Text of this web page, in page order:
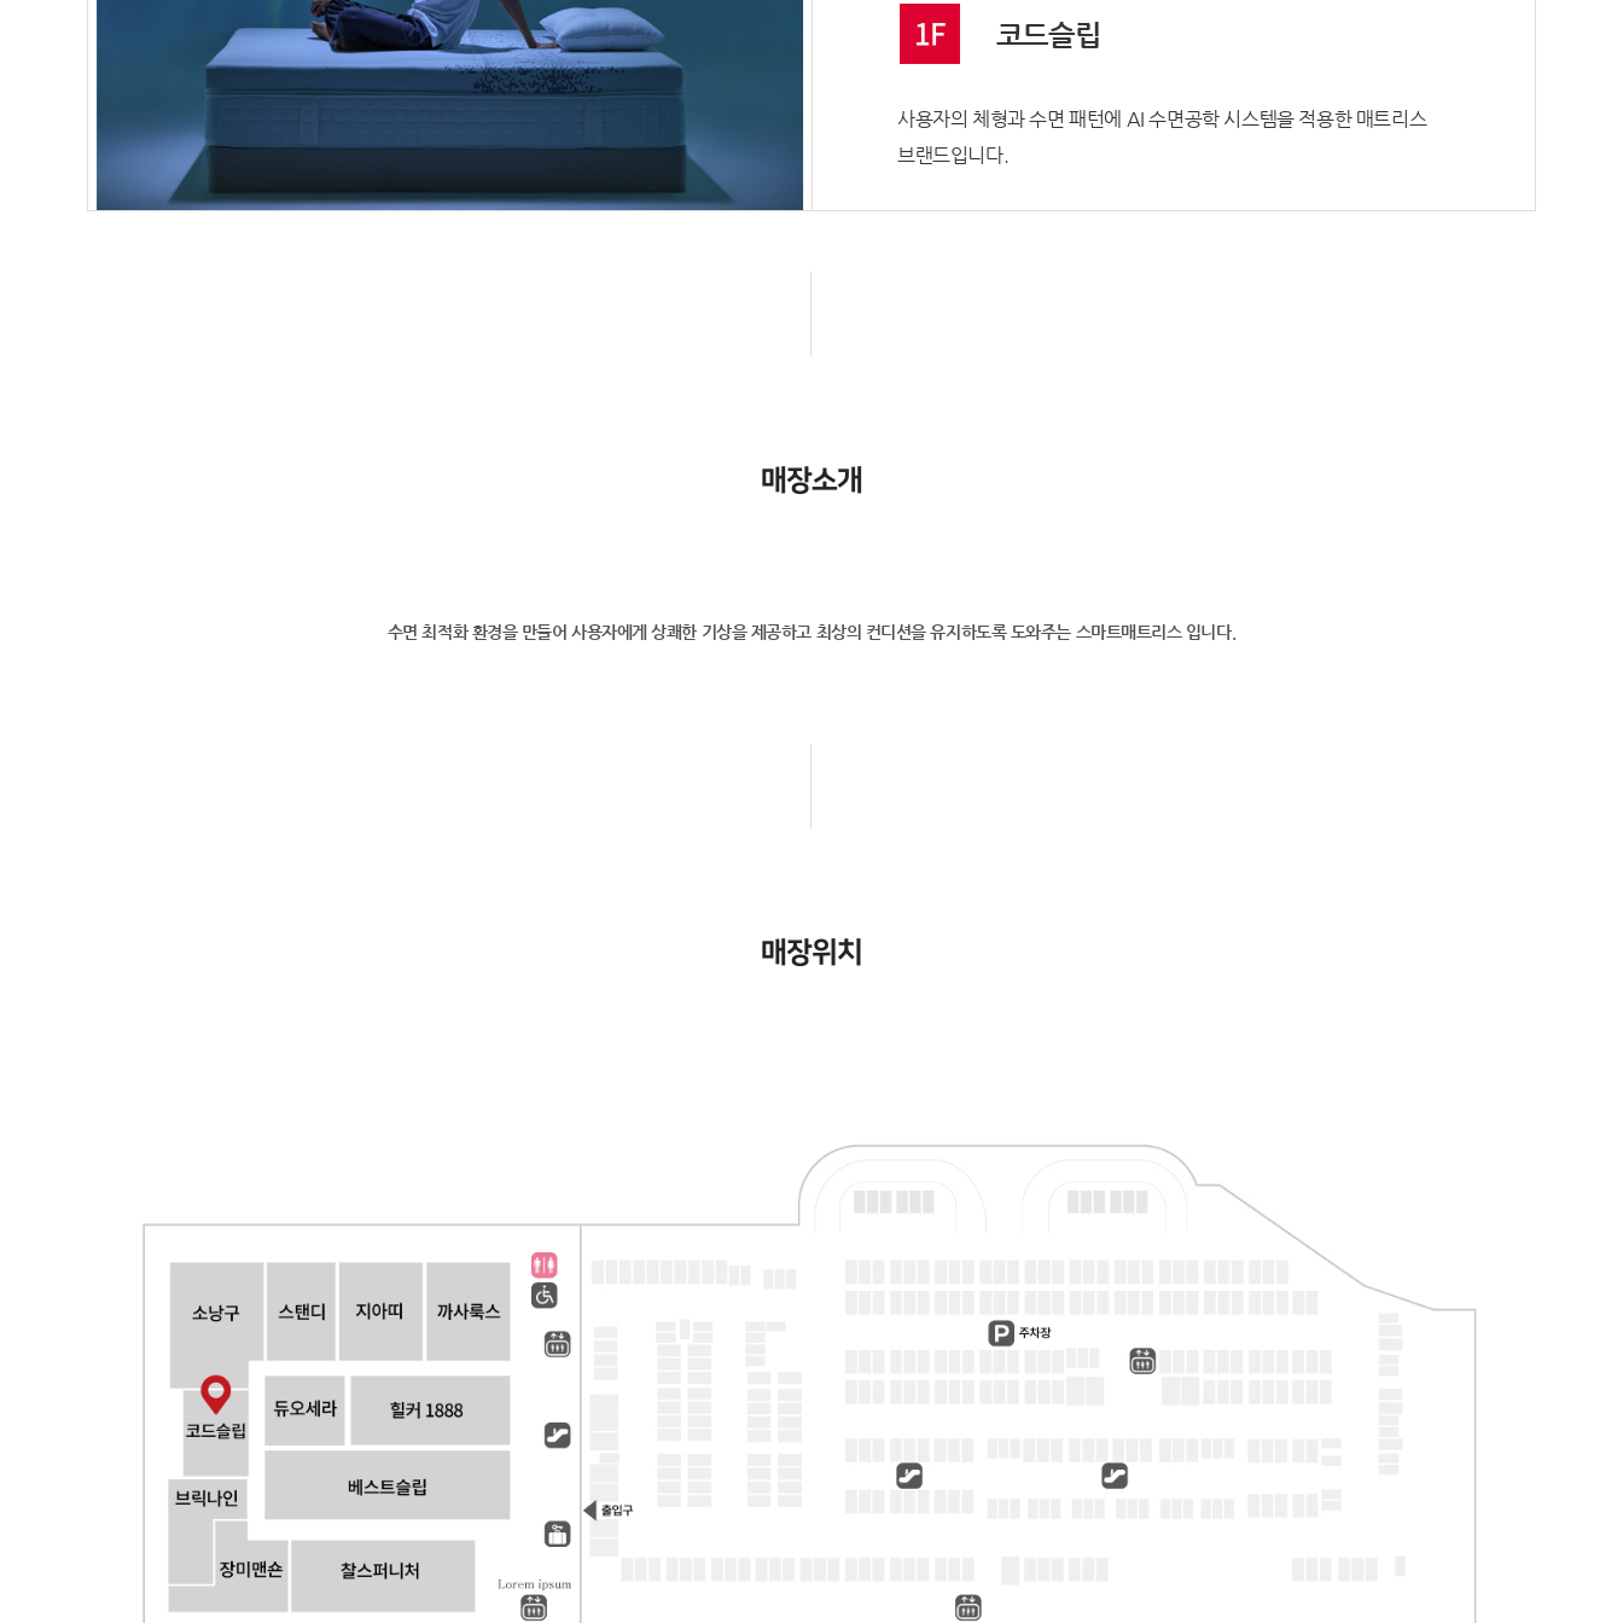
1F 코드슬립
사용자의 체형과 수면 패턴에 AI 수면공학 시스템을 적용한 매트리스
브랜드입니다.
매장소개
수면 최적화 환경을 만들어 사용자에게 상쾌한 기상을 제공하고 최상의 컨디션을 유지하도록 도와주는 스마트매트리스 입니다.
매장위치